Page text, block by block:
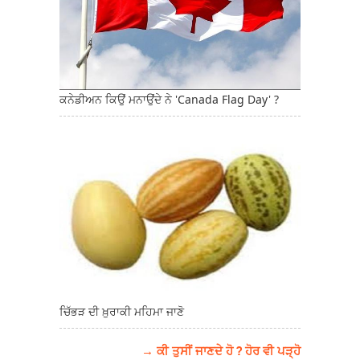
ਕਨੇਡੀਅਨ ਕਿਉਂ ਮਨਾਉਂਦੇ ਨੇ 'Canada Flag Day' ?
ਚਿੱਭੜ ਦੀ ਖ਼ੁਰਾਕੀ ਮਹਿਮਾ ਜਾਣੋ
→ ਕੀ ਤੁਸੀਂ ਜਾਣਦੇ ਹੋ ? ਹੋਰ ਵੀ ਪੜ੍ਹੋ